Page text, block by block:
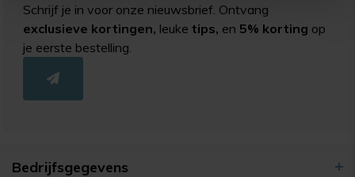
Schrijf je in voor onze nieuwsbrief. Ontvang
exclusieve kortingen, leuketips, en 5% korting op
je eerste bestelling.
Bedrijfsgegevens